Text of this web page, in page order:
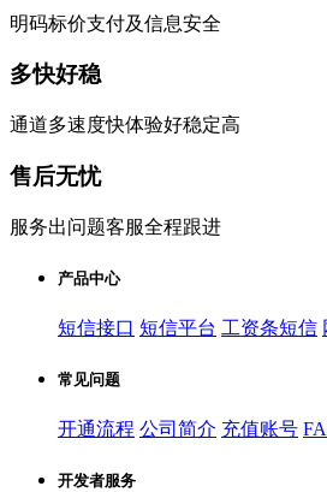
明码标价支付及信息安全
多快好稳
通道多速度快体验好稳定高
售后无忧
服务出问题客服全程跟进
产品中心
短信接口 短信平台 工资条短信
常见问题
开通流程 公司简介 充值账号
开发者服务